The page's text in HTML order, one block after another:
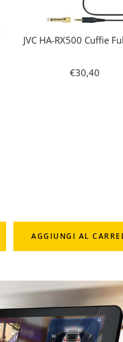
JVC HA-RX500 Cuffie
Prezzo
€30,40
AGGIUNGI AL